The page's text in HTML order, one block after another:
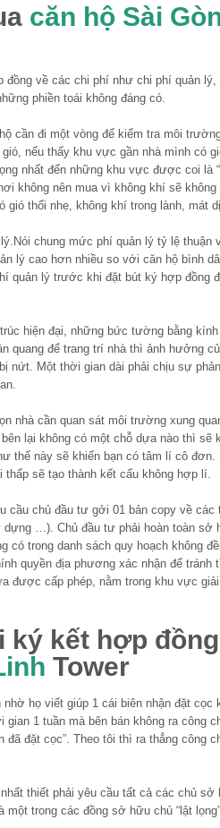
căn hộ Sài
đồng về các chi phí như chi phí quản
phiền toái không đáng có.
cần đi một vòng để kiểm tra môi
nếu thấy khu vực gần nhà mình có
nhất đến những khu vực được coi là
không nên mua vì không khí sẽ
thổi nhẹ, không khí trong lành, mát
chung mức phí quản lý tỷ lệ thuận
lý cao hơn nhiều so với căn hộ bình
quản lý trước khi đặt bút ký hợp đồng
hiện đại, những bức tường bằng
quang để trang trí nhà thì ảnh hưởng
nứt. Một thời gian dài phải chịu sự
nhà cần quan sát môi trường xung
lại không có một chỗ dựa nào thì sẽ
thế này sẽ khiến bạn có tâm lí cô đơn.
sẽ tạo thành kết cấu không hợp lí.
cầu chủ đầu tư gởi 01 bản copy về các
…). Chủ đầu tư phải hoàn toàn sở
có trong danh sách quy hoạch không
quyền địa phương xác nhận để tránh
được cấp phép, nằm trong khu vực
ký kết hợp đồng
Tower
họ viết giúp 1 cái biên nhận đặt cọc
gian 1 tuần mà bên bán không ra công
đặt cọc”. Theo tôi thì ra thẳng công
thiết phải yêu cầu tất cả các chủ sở
một trong các đồng sở hữu chủ “lật